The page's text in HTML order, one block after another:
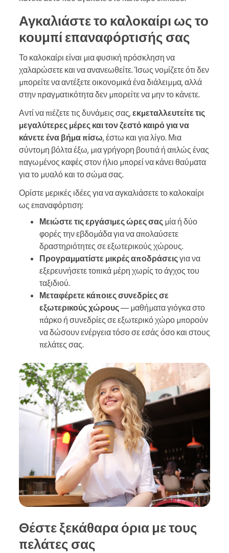
Αγκαλιάστε το καλοκαίρι ως το
κουμπί επαναφόρτισής σας
Το καλοκαίρι είναι μια φυσική πρόσκληση να
χαλαρώσετε και να ανανεωθείτε. Ίσως νομίζετε ότι δεν
μπορείτε να αντέξετε οικονομικά ένα διάλειμμα, αλλά
στην πραγματικότητα δεν μπορείτε να μην το κάνετε.
Αντί να πιέζετε τις δυνάμεις σας, εκμεταλλευτείτε τις
μεγαλύτερες μέρες και τον ζεστό καιρό για να
κάνετε ένα βήμα πίσω, έστω και για λίγο. Μια
σύντομη βόλτα έξω, μια γρήγορη βουτιά ή απλώς ένας
παγωμένος καφές στον ήλιο μπορεί να κάνει θαύματα
για το μυαλό και το σώμα σας.
Ορίστε μερικές ιδέες για να αγκαλιάσετε το καλοκαίρι
ως επαναφόρτιση:
Μειώστε τις εργάσιμες ώρες σας μία ή δύο
φορές την εβδομάδα για να απολαύσετε
δραστηριότητες σε εξωτερικούς χώρους.
Προγραμματίστε μικρές αποδράσειςγια να
εξερευνήσετε τοπικά μέρη χωρίς το άγχος του
ταξιδιού.
Μεταφέρετε κάποιες συνεδρίες σε
εξωτερικούς χώρους— μαθήματα γιόγκα στο
πάρκο ή συνεδρίες σε εξωτερικό χώρο μπορούν
να δώσουν ενέργεια τόσο σε εσάς όσο και στους
πελάτες σας.
Θέστε ξεκάθαρα όρια με τους
πελάτες σας